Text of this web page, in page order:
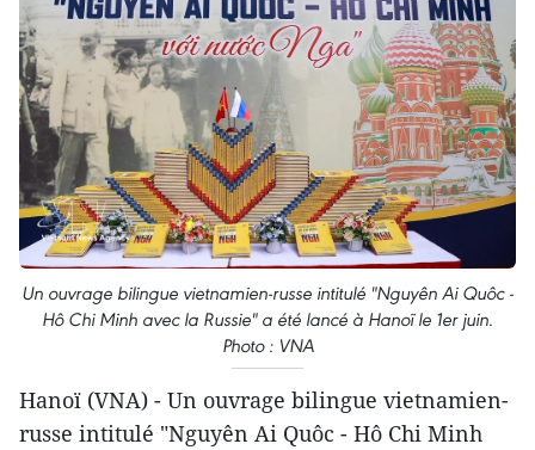
Un ouvrage bilingue vietnamien-russe intitulé "Nguyên Ai Quôc -
Hô Chi Minh avec la Russie" a été lancé à Hanoï le 1er juin.
Photo : VNA
Hanoï (VNA) - Un ouvrage bilingue vietnamien-
russe intitulé "Nguyên Ai Quôc - Hô Chi Minh